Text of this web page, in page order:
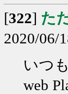
[322] た
2020/06/
いつ
web